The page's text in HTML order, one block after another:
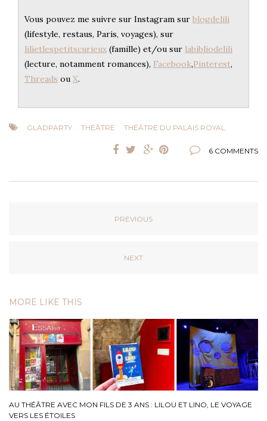
Vous pouvez me suivre sur Instagram sur blogdelili
(lifestyle, restaus, Paris, voyages), sur
lilietlespetitscurieux (famille) et/ou sur labibliodelili
(lecture, notamment romances), Facebook,Pinterest,
Threads ou X.
GLADPARTY THÉÂTRE THÉÂTRE DU PALAIS ROYAL
6 COMMENTS
PREVIOUS
NEXT
MORE LIKE THIS
AU THÉÂTRE AVEC MON FILS DE 3 ANS : LILOU ET LINO, LE VOYAGE
VERS LES ÉTOILES